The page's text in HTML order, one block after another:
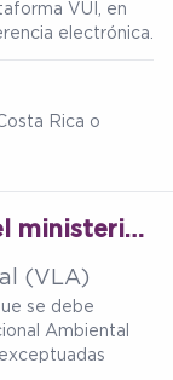
VUI, en
electrónica.
Rica o
3 - Requisitos adicionales del ministerio de salud
(VLA)
se debe
Ambiental